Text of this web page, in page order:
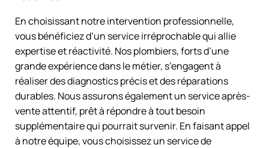
En choisissant notre intervention professionnelle,
vous bénéficiez d’un service irréprochable qui allie
expertise et réactivité. Nos plombiers, forts d’une
grande expérience dans le métier, s’engagent à
réaliser des diagnostics précis et des réparations
durables. Nous assurons également un service après-
vente attentif, prêt à répondre à tout besoin
supplémentaire qui pourrait survenir. En faisant appel
à notre équipe, vous choisissez un service de